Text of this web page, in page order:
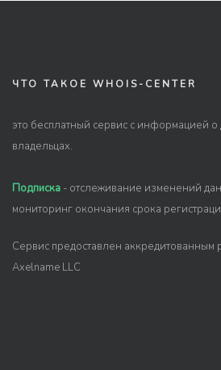
ЧТО ТАКОЕ WHOIS-CENTER
это бесплатный сервис с информацией
владельцах.
Подписка - отслеживание изменений
мониторинг окончания срока
Сервис предоставлен аккредитованным
Axelname LLC